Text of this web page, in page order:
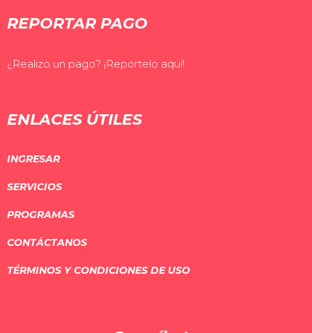
REPORTAR PAGO
¿Realizo un pago? ¡Reportelo aquí!
ENLACES ÚTILES
INGRESAR
SERVICIOS
PROGRAMAS
CONTÁCTANOS
TÉRMINOS Y CONDICIONES DE USO